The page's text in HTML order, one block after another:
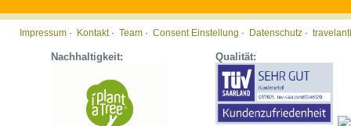
Impressum · Kontakt· Team · Consent Einstellung · Datenschutz ·
Nachhaltigkeit: Qualität: